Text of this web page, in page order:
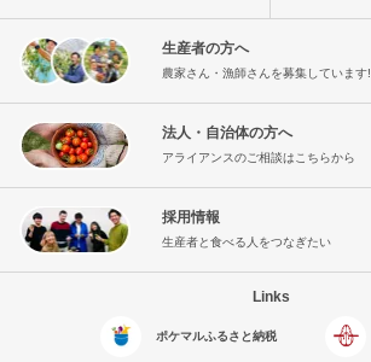
生産者の方へ
農家さん・漁師さんを募集しています!
法人・自治体の方へ
アライアンスのご相談はこちらから
採用情報
生産者と食べる人をつなぎたい
Links
ポケマルふるさと納税